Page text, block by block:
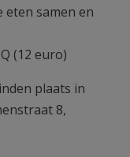
eten samen en
(12 euro)
plaats in
8,